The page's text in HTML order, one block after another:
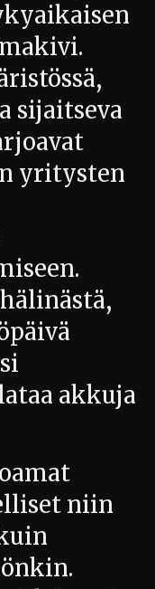
sijaitseva
yritysten
akkuja
niin